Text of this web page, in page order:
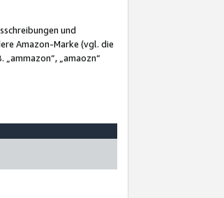
und
Amazon-Marke (vgl. die
„amaozn“